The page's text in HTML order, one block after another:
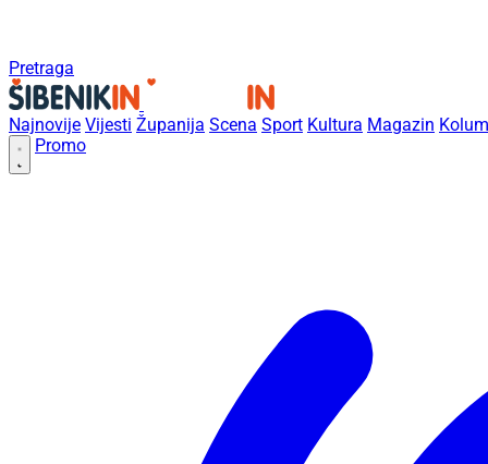
Pretraga
Najnovije Vijesti Županija Scena Sport Kultura Magazin
Promo